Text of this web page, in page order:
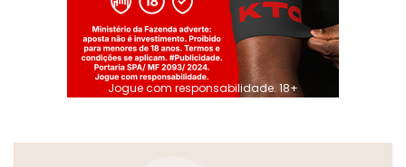
Jogue com responsabilidade. 18+